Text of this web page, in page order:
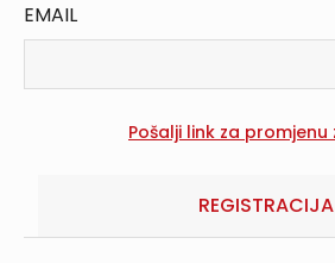
EMAIL
REGISTRACIJA